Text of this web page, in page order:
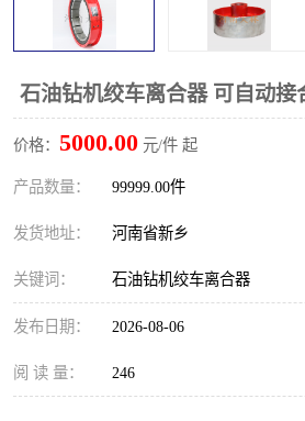
石油钻机绞车离合器 可自动接
价格： 5000.00 元/件 起
产品数量： 99999.00件
发货地址： 河南省新乡
关键词： 石油钻机绞车离合器
发布日期： 2026-08-06
阅 读 量： 246